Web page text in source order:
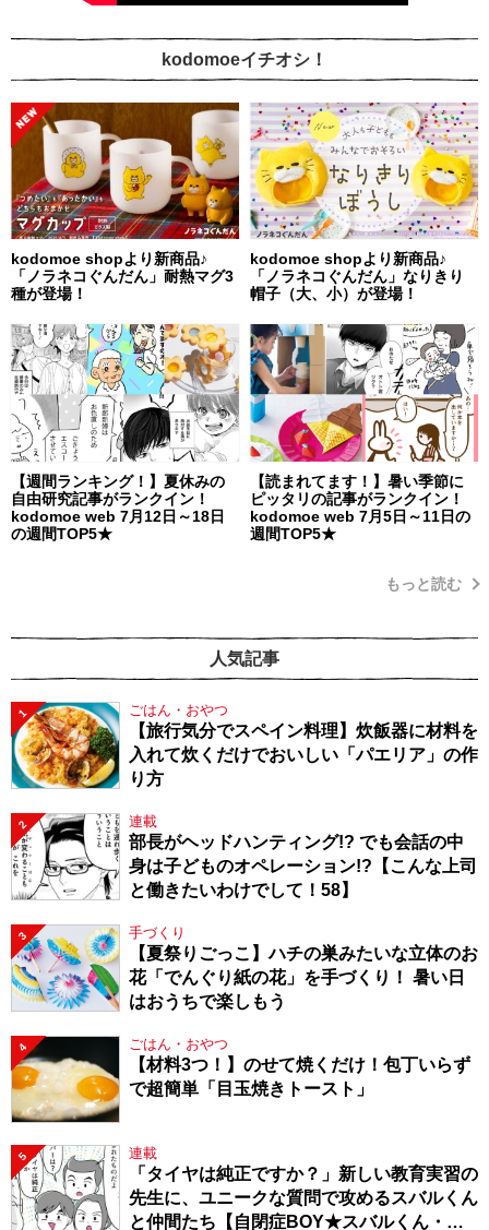
kodomoeイチオシ！
kodomoe shopより新商品♪
「ノラネコぐんだん」耐熱マグ3
種が登場！
kodomoe shopより新商品♪
「ノラネコぐんだん」なりきり
帽子（大、小）が登場！
【週間ランキング！】夏休みの
自由研究記事がランクイン！
kodomoe web 7月12日～18日
の週間TOP5★
【読まれてます！】暑い季節に
ピッタリの記事がランクイン！
kodomoe web 7月5日～11日の
週間TOP5★
もっと読む
人気記事
1 ごはん・おやつ
【旅行気分でスペイン料理】炊飯器に材料を
入れて炊くだけでおいしい「パエリア」の作
り方
2 連載
部長がヘッドハンティング!? でも会話の中
身は子どものオペレーション!?【こんな上司
と働きたいわけでして！58】
3 手づくり
【夏祭りごっこ】ハチの巣みたいな立体のお
花「でんぐり紙の花」を手づくり！ 暑い日
はおうちで楽しもう
4 ごはん・おやつ
【材料3つ！】のせて焼くだけ！包丁いらず
で超簡単「目玉焼きトースト」
5 連載
「タイヤは純正ですか？」新しい教育実習の
先生に、ユニークな質問で攻めるスバルくん
と仲間たち【自閉症BOY★スバルくん・